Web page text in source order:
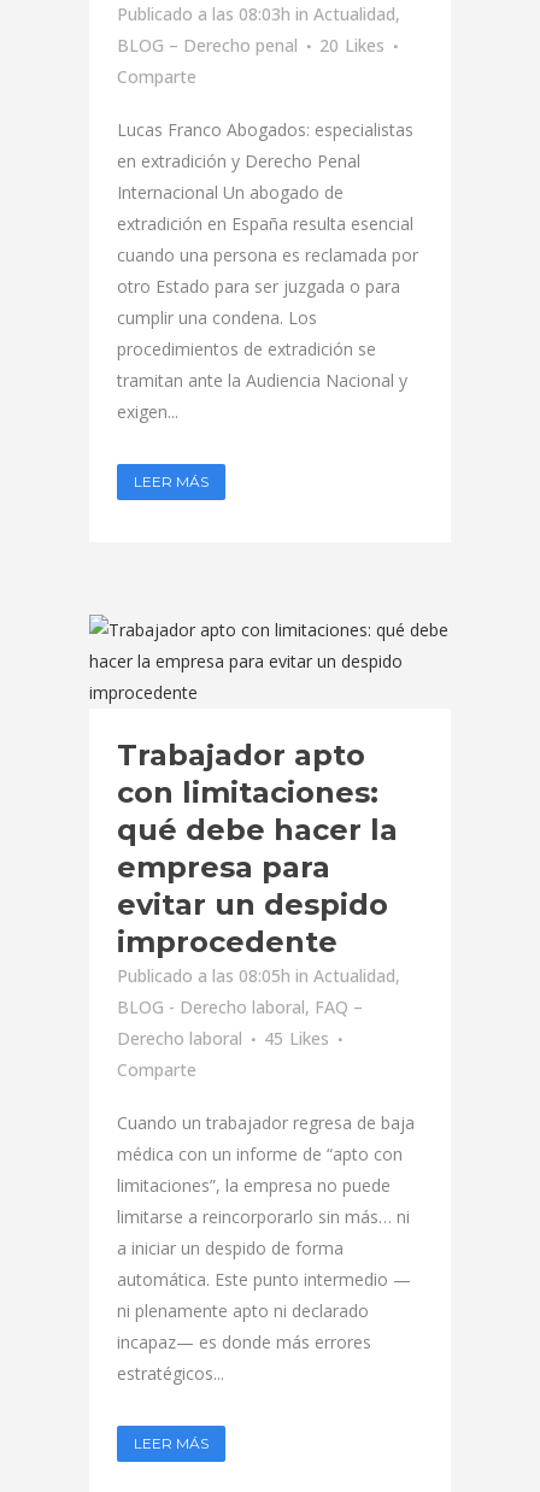
Publicado a las 08:03h in Actualidad,
BLOG – Derecho penal
20 Likes
Comparte
Lucas Franco Abogados: especialistas
en extradición y Derecho Penal
Internacional Un abogado de
extradición en España resulta esencial
cuando una persona es reclamada por
otro Estado para ser juzgada o para
cumplir una condena. Los
procedimientos de extradición se
tramitan ante la Audiencia Nacional y
exigen...
LEER MÁS
Trabajador apto
con limitaciones:
qué debe hacer la
empresa para
evitar un despido
improcedente
Publicado a las 08:05h in Actualidad,
BLOG - Derecho laboral, FAQ –
Derecho laboral
45 Likes
Comparte
Cuando un trabajador regresa de baja
médica con un informe de “apto con
limitaciones”, la empresa no puede
limitarse a reincorporarlo sin más… ni
a iniciar un despido de forma
automática. Este punto intermedio —
ni plenamente apto ni declarado
incapaz— es donde más errores
estratégicos...
LEER MÁS